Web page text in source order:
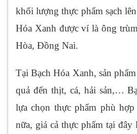
khối lượng thực phẩm sạch
Hóa Xanh được ví là ông
Hòa, Đồng Nai.
Tại Bạch Hóa Xanh, sản
quả đến thịt, cá, hải sản,…
lựa chọn thực phẩm phù
nữa, giá cả thực phẩm tại